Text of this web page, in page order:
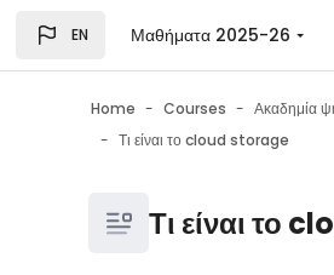
EN Μαθήματα 2025-26
Home Courses
Τι είναι το cloud storage
BlocksΤι είναι το